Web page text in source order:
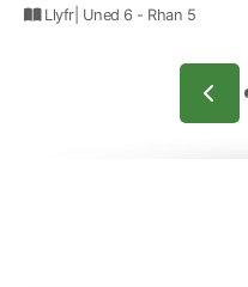
Llyfr| Uned 6 - Rhan 5